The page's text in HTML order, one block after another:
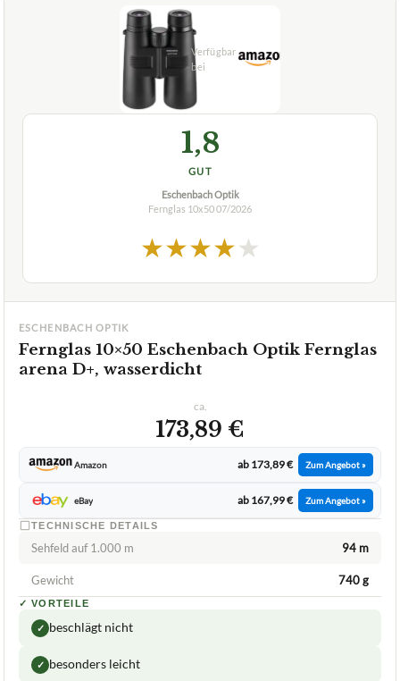
1,8
GUT
Eschenbach Optik
Fernglas 10x5007/2026
★★★★★
ESCHENBACH OPTIK
Fernglas 10×50 Eschenbach Optik Fernglas
arena D+, wasserdicht
ca.
173,89 €
Amazon ab 173,89 € Zum Angebot »
eBay ab 167,99 € Zum Angebot »
TECHNISCHE DETAILS
Sehfeld auf 1.000 m 94 m
Gewicht 740 g
✓ VORTEILE
✓ beschlägt nicht
✓ besonders leicht